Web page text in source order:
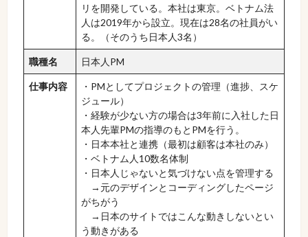
リを開発している。本社は東京。ベトナム法
人は2019年から設立。現在は28名の社員がい
る。（そのうち日本人3名）
職種名 日本人PM
仕事内容
・PMとしてプロジェクトの管理（進捗、スケ
ジュール）
・経験が少ない方の場合は3年前に入社した日
本人先輩PMの指導のもとPMを行う。
・日本本社と連携（最初は顧客は本社のみ）
・ベトナム人10数名体制
・日本人じゃないと気づけない点を管理する
→元のデザインとコーディングしたページ
がちがう
→日本のサイトではこんな動きしないとい
う動きがある